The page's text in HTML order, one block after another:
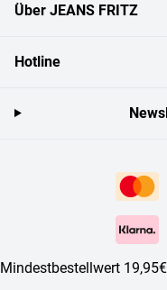
Über JEANS FRITZ
Hotline
Mindestbestellwert 19,95€